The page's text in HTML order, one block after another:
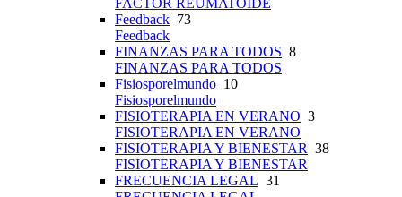
FACTOR REUMATOIDE
Feedback 73
Feedback
FINANZAS PARA TODOS 8
FINANZAS PARA TODOS
Fisiosporelmundo 10
Fisiosporelmundo
FISIOTERAPIA EN VERANO 3
FISIOTERAPIA EN VERANO
FISIOTERAPIA Y BIENESTAR 38
FISIOTERAPIA Y BIENESTAR
FRECUENCIA LEGAL 31